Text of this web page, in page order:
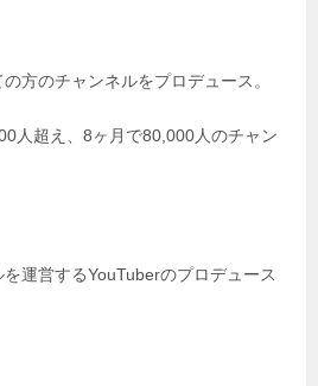
方のチャンネルをプロデュース。
人超え、8ヶ月で80,000人のチャン
運営するYouTuberのプロデュース